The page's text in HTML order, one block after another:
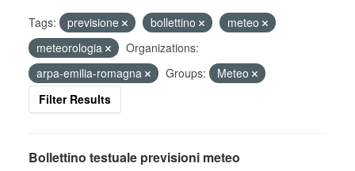
Tags: previsione bollettino
meteo
meteorologia
Organizations:
arpa-emilia-romagna
Groups:
Meteo
Filter Results
Bollettino testuale previsioni meteo